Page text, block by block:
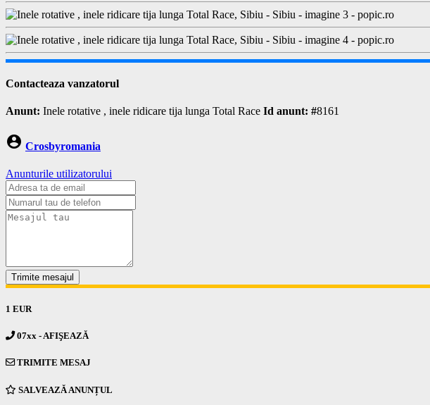
Contacteaza vanzatorul
Anunt: Inele rotative , inele ridicare tija lunga Total Race Id anunt: #8161
account_circle Crosbyromania
Anunturile utilizatorului
Trimite mesajul
1 EUR
07xx - AFIŞEAZĂ
TRIMITE MESAJ
SALVEAZĂ ANUNȚUL